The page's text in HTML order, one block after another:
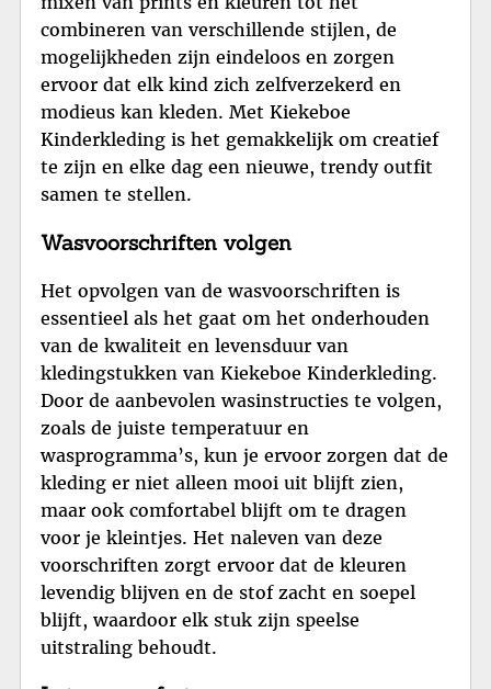
combineren van verschillende stijlen, de
mogelijkheden zijn eindeloos en zorgen
ervoor dat elk kind zich zelfverzekerd en
modieus kan kleden. Met Kiekeboe
Kinderkleding is het gemakkelijk om creatief
te zijn en elke dag een nieuwe, trendy outfit
samen te stellen.
Wasvoorschriften volgen
Het opvolgen van de wasvoorschriften is
essentieel als het gaat om het onderhouden
van de kwaliteit en levensduur van
kledingstukken van Kiekeboe Kinderkleding.
Door de aanbevolen wasinstructies te volgen,
zoals de juiste temperatuur en
wasprogramma’s, kun je ervoor zorgen dat de
kleding er niet alleen mooi uit blijft zien,
maar ook comfortabel blijft om te dragen
voor je kleintjes. Het naleven van deze
voorschriften zorgt ervoor dat de kleuren
levendig blijven en de stof zacht en soepel
blijft, waardoor elk stuk zijn speelse
uitstraling behoudt.